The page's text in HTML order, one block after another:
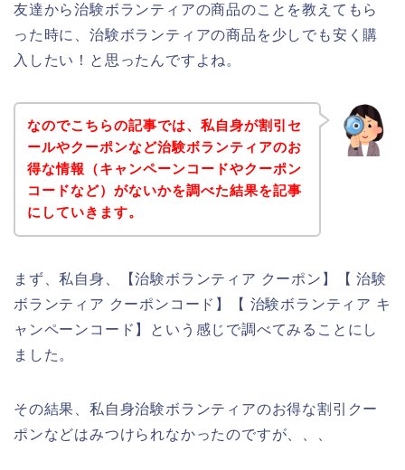
友達から治験ボランティアの商品のことを教えてもら
った時に、治験ボランティアの商品を少しでも安く購
入したい！と思ったんですよね。
なのでこちらの記事では、私自身が割引セ
ールやクーポンなど治験ボランティアのお
得な情報（キャンペーンコードやクーポン
コードなど）がないかを調べた結果を記事
にしていきます。
まず、私自身、【治験ボランティア クーポン】【 治験
ボランティア クーポンコード】【 治験ボランティア キ
ャンペーンコード】という感じで調べてみることにし
ました。
その結果、私自身治験ボランティアのお得な割引クー
ポンなどはみつけられなかったのですが、、、